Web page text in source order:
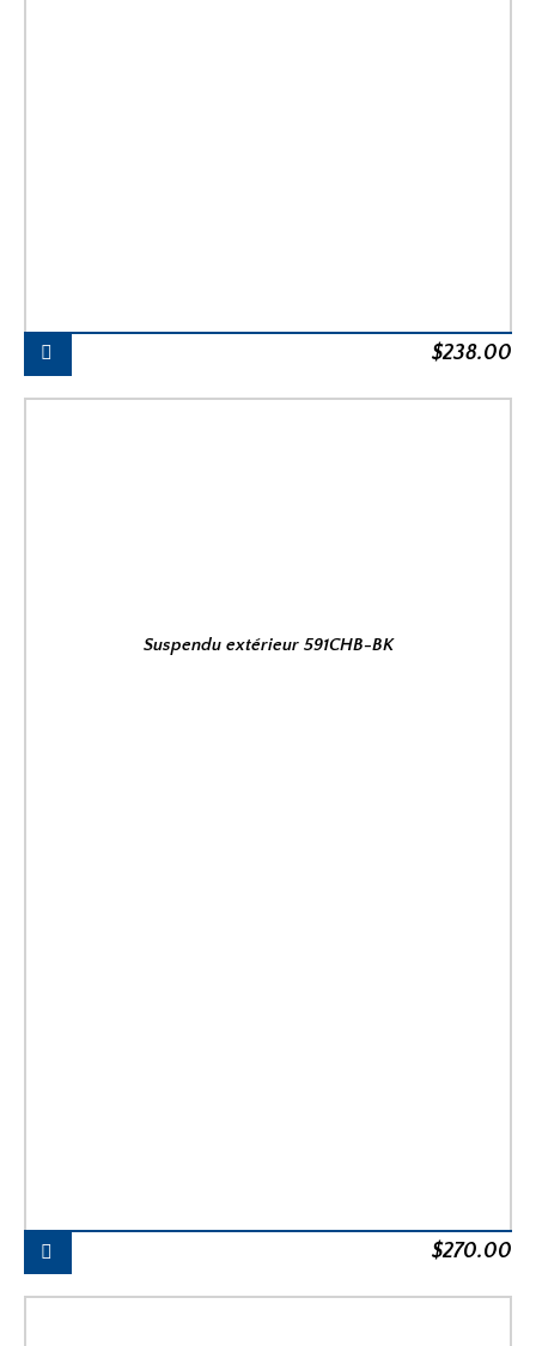
$238.00
Suspendu extérieur 591CHB-BK
$270.00